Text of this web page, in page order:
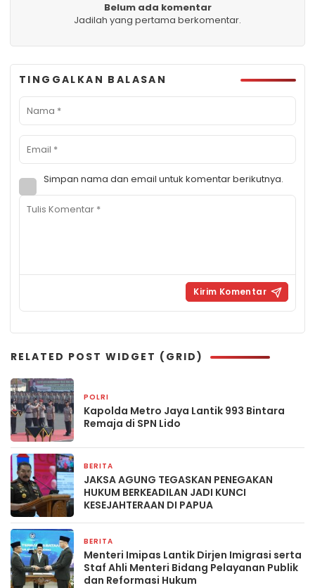
Belum ada komentar
Jadilah yang pertama berkomentar.
TINGGALKAN BALASAN
Simpan nama dan email untuk komentar berikutnya.
RELATED POST WIDGET (GRID)
POLRI
Kapolda Metro Jaya Lantik 993 Bintara
Remaja di SPN Lido
BERITA
JAKSA AGUNG TEGASKAN PENEGAKAN
HUKUM BERKEADILAN JADI KUNCI
KESEJAHTERAAN DI PAPUA
BERITA
Menteri Imipas Lantik Dirjen Imigrasi serta
Staf Ahli Menteri Bidang Pelayanan Publik
dan Reformasi Hukum